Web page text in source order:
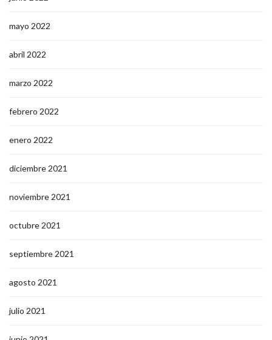
mayo 2022
abril 2022
marzo 2022
febrero 2022
enero 2022
diciembre 2021
noviembre 2021
octubre 2021
septiembre 2021
agosto 2021
julio 2021